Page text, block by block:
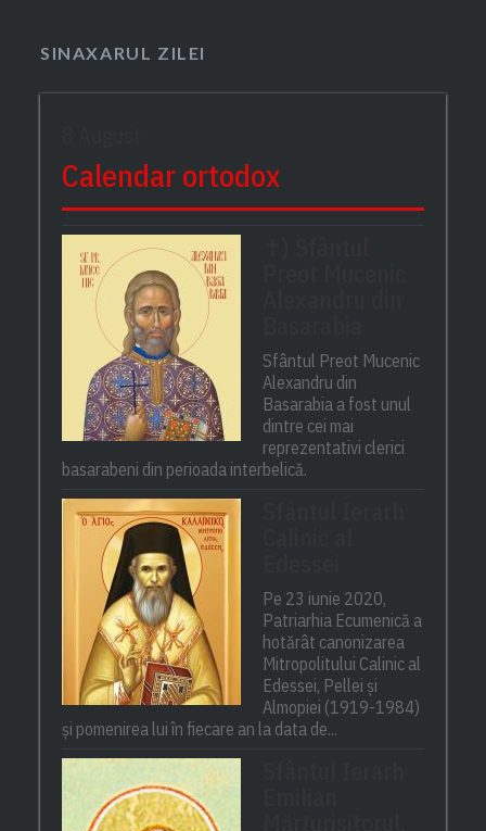
SINAXARUL ZILEI
Calendar ortodox
Sfântul Preot Mucenic
Alexandru din
Basarabia a fost unul
dintre cei mai
reprezentativi clerici
basarabeni din perioada interbelică.
Pe 23 iunie 2020,
Patriarhia Ecumenică a
hotărât canonizarea
Mitropolitului Calinic al
Edessei, Pellei și
Almopiei (1919-1984)
și pomenirea lui în fiecare an la data de...